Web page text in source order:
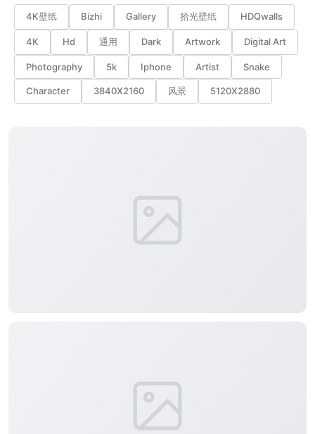
4K壁纸 Bizhi Gallery 拾光壁纸 HDQwalls
4K Hd 通用 Dark Artwork Digital Art
Photography 5k Iphone Artist Snake
Character 3840X2160 风景 5120X2880
查看
--
下载
--
分类
--
主色调
--
发布
未知设备
在主题许可下可免费使用
发送弹幕
99.00